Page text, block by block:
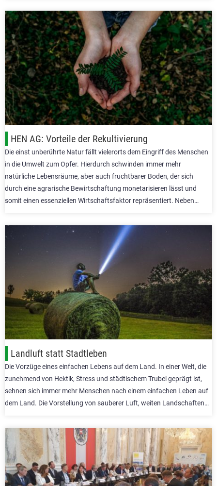
HEN AG: Vorteile der Rekultivierung
Die einst unberührte Natur fällt vielerorts dem Eingriff des Menschen
in die Umwelt zum Opfer. Hierdurch schwinden immer mehr
natürliche Lebensräume, aber auch fruchtbarer Boden, der sich
durch eine agrarische Bewirtschaftung monetarisieren lässt und
somit einen essenziellen Wirtschaftsfaktor repräsentiert. Neben…
Landluft statt Stadtleben
Die Vorzüge eines einfachen Lebens auf dem Land. In einer Welt, die
zunehmend von Hektik, Stress und städtischem Trubel geprägt ist,
sehnen sich immer mehr Menschen nach einem einfachen Leben auf
dem Land. Die Vorstellung von sauberer Luft, weiten Landschaften…